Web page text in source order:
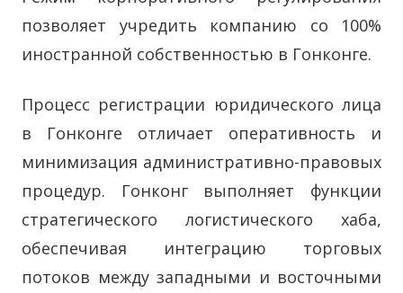
позволяет учредить компанию со 100%
иностранной собственностью в Гонконге.
Процесс регистрации юридического лица
в Гонконге отличает оперативность и
минимизация административно-правовых
процедур. Гонконг выполняет функции
стратегического логистического хаба,
обеспечивая интеграцию торговых
потоков между западными и восточными